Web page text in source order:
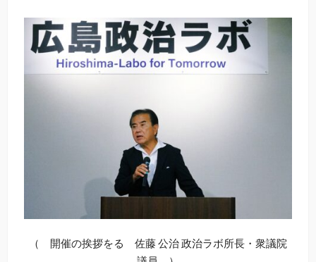
（ 開催の挨拶をる 佐藤 公治 政治ラボ所長・衆議院